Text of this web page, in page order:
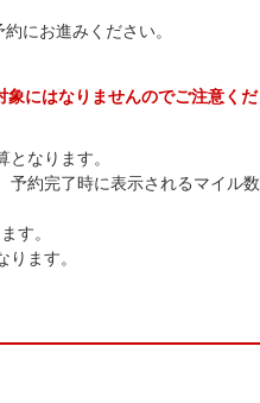
にお進みください。
にはなりませんのでご注意くだ
なります。
予約完了時に表示されるマイル数
す。
ます。